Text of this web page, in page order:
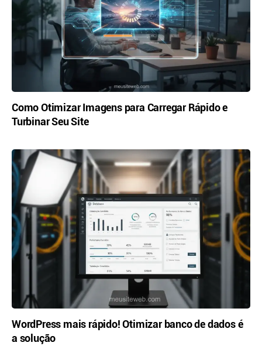
Como Otimizar Imagens para Carregar Rápido e
Turbinar Seu Site
WordPress mais rápido! Otimizar banco de dados é
a solução